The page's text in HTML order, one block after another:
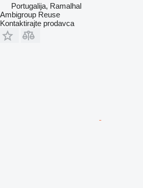
Portugalija, Ramalhal
Ambigroup Reuse
Kontaktirajte prodavca